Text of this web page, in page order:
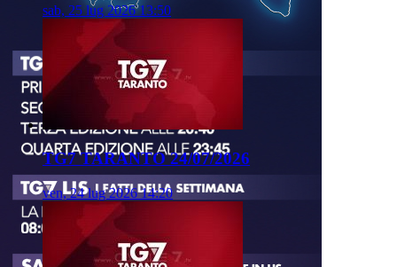
sab, 25 lug 2026 13:50
TG7 TARANTO 24/07/2026
ven, 24 lug 2026 14:20